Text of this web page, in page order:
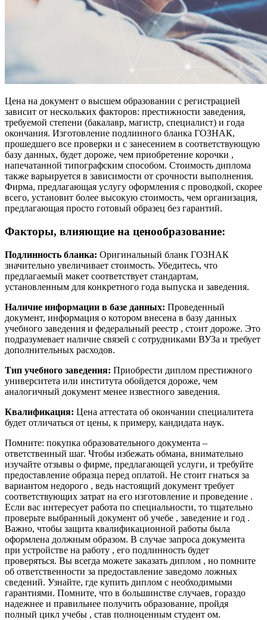
Цена на документ о высшем образовании с регистрацией
зависит от нескольких факторов: престижности заведения,
требуемой степени (бакалавр, магистр, специалист) и года
окончания. Изготовление подлинного бланка ГОЗНАК,
прошедшего все проверки и с занесением в соответствующую
базу данных, будет дороже, чем приобретение корочки ,
напечатанной типографским способом. Стоимость диплома
также варьируется в зависимости от срочности выполнения.
Фирма, предлагающая услугу оформления с проводкой, скорее
всего, установит более высокую стоимость, чем организация,
предлагающая просто готовый образец без гарантий.
Факторы, влияющие на ценообразование:
Подлинность бланка: Оригинальный бланк ГОЗНАК
значительно увеличивает стоимость. Убедитесь, что
предлагаемый макет соответствует стандартам,
установленным для конкретного года выпуска и заведения.
Наличие информации в базе данных: Проведенный
документ, информация о котором внесена в базу данных
учебного заведения и федеральный реестр , стоит дороже. Это
подразумевает наличие связей с сотрудниками ВУЗа и требует
дополнительных расходов.
Тип учебного заведения: Приобрести диплом престижного
университета или института обойдется дороже, чем
аналогичный документ менее известного заведения.
Квалификация: Цена аттестата об окончании специалитета
будет отличаться от цены, к примеру, кандидата наук.
Помните: покупка образовательного документа –
ответственный шаг. Чтобы избежать обмана, внимательно
изучайте отзывы о фирме, предлагающей услуги, и требуйте
предоставление образца перед оплатой. Не стоит гнаться за
вариантом недорого , ведь настоящий документ требует
соответствующих затрат на его изготовление и проведение .
Если вас интересует работа по специальности, то тщательно
проверьте выбранный документ об учебе , заведение и год .
Важно, чтобы защита квалификационной работы была
оформлена должным образом. В случае запроса документа
при устройстве на работу , его подлинность будет
проверяться. Вы всегда можете заказать диплом , но помните
об ответственности за предоставление заведомо ложных
сведений. Узнайте, где купить диплом с необходимыми
гарантиями. Помните, что в большинстве случаев, гораздо
надежнее и правильнее получить образование, пройдя
полный цикл учебы , став полноценным студент ом.